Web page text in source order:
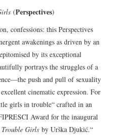
(Perspectives)
confessions: this Perspectives
awakenings as driven by an
by its exceptional
portrays the struggles of a
push and pull of sexuality
cinematic expression. For
girls in trouble“ crafted in an
Award for the inaugural
Girls by Urška Djukić.“